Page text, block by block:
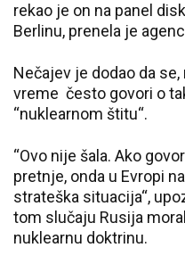
rekao je on na panel
Berlinu, prenela je
Nečajev je dodao da
vreme često govori o
“nuklearnom štitu“.
“Ovo nije šala. Ako
pretnje, onda u Evropi
strateška situacija“,
tom slučaju Rusija
nuklearnu doktrinu.